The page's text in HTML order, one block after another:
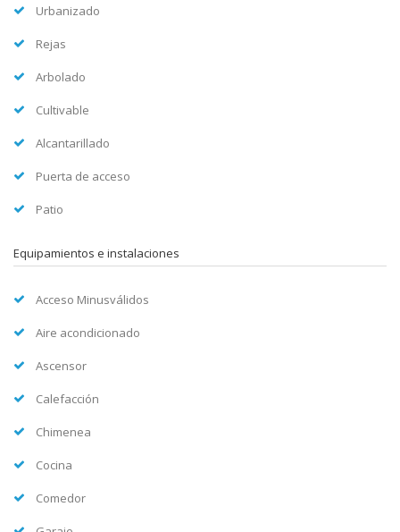
Urbanizado
Rejas
Arbolado
Cultivable
Alcantarillado
Puerta de acceso
Patio
Equipamientos e instalaciones
Acceso Minusválidos
Aire acondicionado
Ascensor
Calefacción
Chimenea
Cocina
Comedor